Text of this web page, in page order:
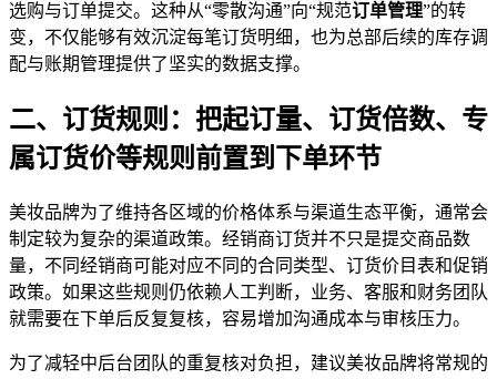
选购与订单提交。这种从“零散沟通”向“规范订单管理”的转
变，不仅能够有效沉淀每笔订货明细，也为总部后续的库存调
配与账期管理提供了坚实的数据支撑。
二、订货规则：把起订量、订货倍数、专
属订货价等规则前置到下单环节
美妆品牌为了维持各区域的价格体系与渠道生态平衡，通常会
制定较为复杂的渠道政策。经销商订货并不只是提交商品数
量，不同经销商可能对应不同的合同类型、订货价目表和促销
政策。如果这些规则仍依赖人工判断，业务、客服和财务团队
就需要在下单后反复复核，容易增加沟通成本与审核压力。
为了减轻中后台团队的重复核对负担，建议美妆品牌将常规的